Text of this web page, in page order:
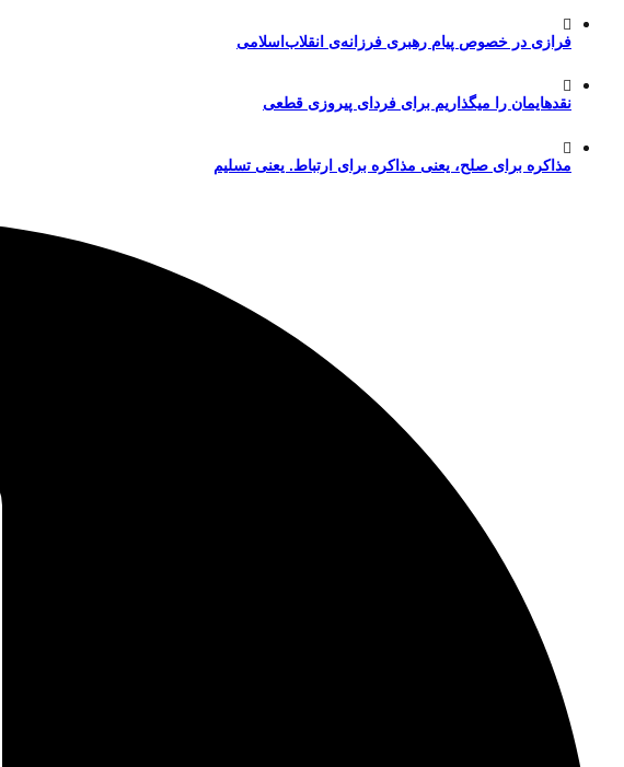
فرازی در خصوص پیام رهبری فرزانه‌ی انقلاب‌اسلامی
نقدهایمان را میگذاریم برای فردای پیروزی قطعی
مذاکره برای صلح، یعنی مذاکره برای ارتباط. یعنی تسلیم